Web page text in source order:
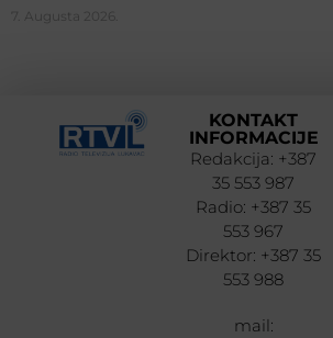
7. Augusta 2026.
KONTAKT
INFORMACIJE
Redakcija: +387
35 553 987
Radio: +387 35
553 967
Direktor: +387 35
553 988
mail: